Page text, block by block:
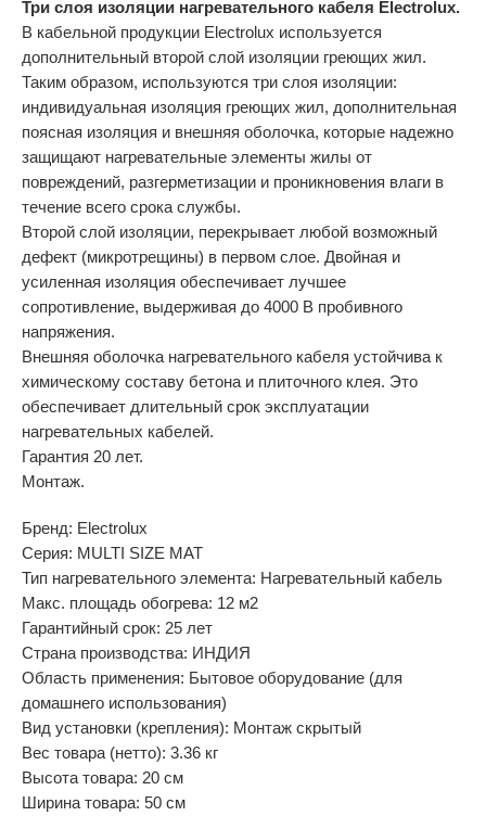
Три слоя изоляции нагревательного кабеля Electrolux.
В кабельной продукции Electrolux используется
дополнительный второй слой изоляции греющих жил.
Таким образом, используются три слоя изоляции:
индивидуальная изоляция греющих жил, дополнительная
поясная изоляция и внешняя оболочка, которые надежно
защищают нагревательные элементы жилы от
повреждений, разгерметизации и проникновения влаги в
течение всего срока службы.
Второй слой изоляции, перекрывает любой возможный
дефект (микротрещины) в первом слое. Двойная и
усиленная изоляция обеспечивает лучшее
сопротивление, выдерживая до 4000 В пробивного
напряжения.
Внешняя оболочка нагревательного кабеля устойчива к
химическому составу бетона и плиточного клея. Это
обеспечивает длительный срок эксплуатации
нагревательных кабелей.
Гарантия 20 лет.
Монтаж.
Бренд: Electrolux
Серия: MULTI SIZE MAT
Тип нагревательного элемента: Нагревательный кабель
Макс. площадь обогрева: 12 м2
Гарантийный срок: 25 лет
Страна производства: ИНДИЯ
Область применения: Бытовое оборудование (для
домашнего использования)
Вид установки (крепления): Монтаж скрытый
Вес товара (нетто): 3.36 кг
Высота товара: 20 см
Ширина товара: 50 см